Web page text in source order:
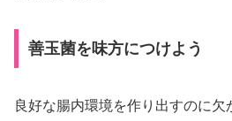
善玉菌を味方につけよう
良好な腸内環境を作り出すのに